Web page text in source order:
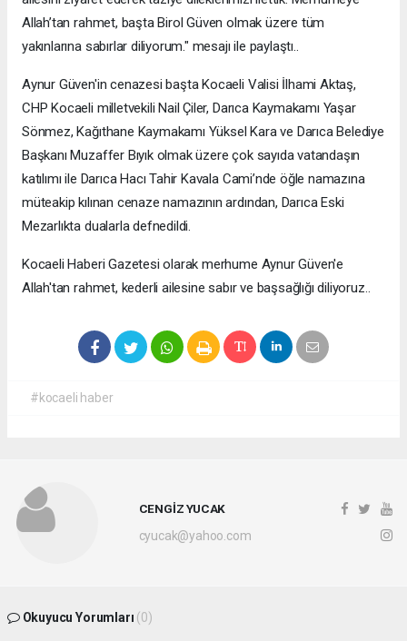
Allah’tan rahmet, başta Birol Güven olmak üzere tüm
yakınlarına sabırlar diliyorum." mesajı ile paylaştı..
Aynur Güven'in cenazesi başta Kocaeli Valisi İlhami Aktaş,
CHP Kocaeli milletvekili Nail Çiler, Darıca Kaymakamı Yaşar
Sönmez, Kağıthane Kaymakamı Yüksel Kara ve Darıca Belediye
Başkanı Muzaffer Bıyık olmak üzere çok sayıda vatandaşın
katılımı ile Darıca Hacı Tahir Kavala Cami’nde öğle namazına
müteakip kılınan cenaze namazının ardından, Darıca Eski
Mezarlıkta dualarla defnedildi.
Kocaeli Haberi Gazetesi olarak merhume Aynur Güven'e
Allah'tan rahmet, kederli ailesine sabır ve başsağlığı diliyoruz..
#kocaeli haber
CENGİZ YUCAK
cyucak@yahoo.com
Okuyucu Yorumları (0)